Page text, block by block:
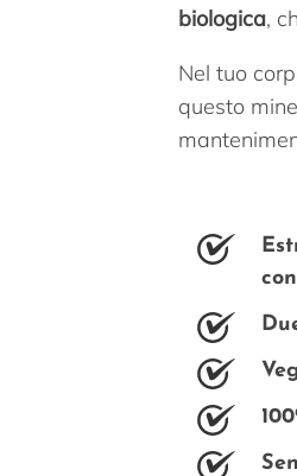
biologica,
Nel tuo
questo